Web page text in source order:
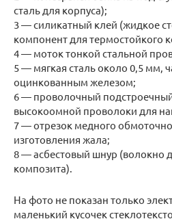
сталь для корпуса);
3 — силикатный клей (жидкое
компонент для термостойкого
4 — моток тонкой стальной
5 — мягкая сталь около 0,5 мм,
оцинкованным железом;
6 — проволочный
высокоомной проволоки для
7 — отрезок медного
изготовления жала;
8 — асбестовый шнур (волокно
композита).
На фото не показан только
маленький кусочек